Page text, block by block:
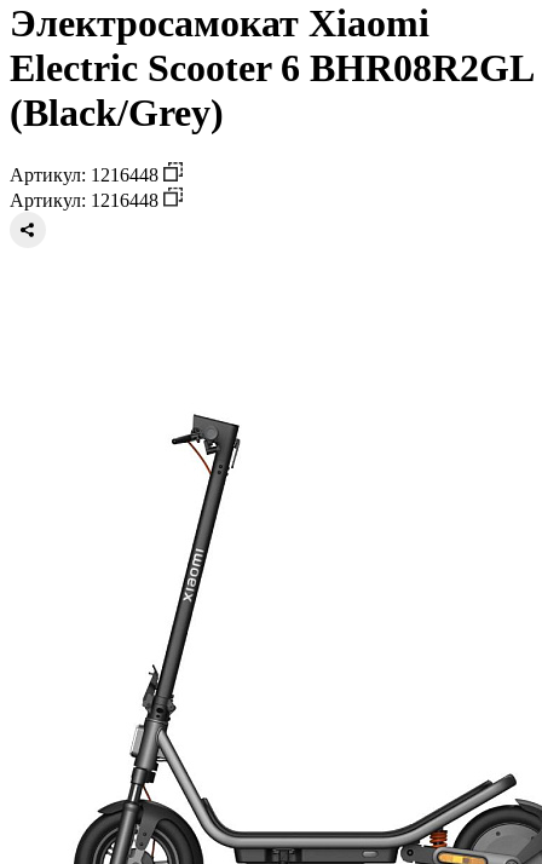
Электросамокат Xiaomi
Electric Scooter 6 BHR08R2GL
(Black/Grey)
Артикул: 1216448
Артикул: 1216448